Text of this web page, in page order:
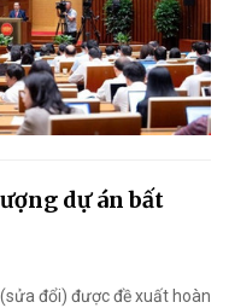
dự án bất
đổi) được đề xuất hoàn